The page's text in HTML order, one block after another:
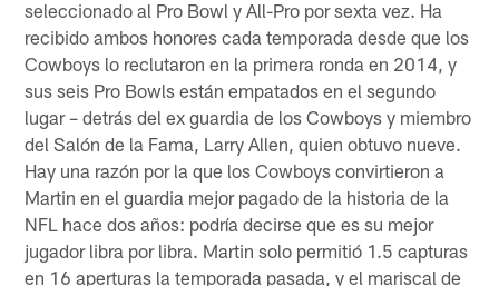
seleccionado al Pro Bowl y All-Pro por sexta vez. Ha
recibido ambos honores cada temporada desde que los
Cowboys lo reclutaron en la primera ronda en 2014, y
sus seis Pro Bowls están empatados en el segundo
lugar – detrás del ex guardia de los Cowboys y miembro
del Salón de la Fama, Larry Allen, quien obtuvo nueve.
Hay una razón por la que los Cowboys convirtieron a
Martin en el guardia mejor pagado de la historia de la
NFL hace dos años: podría decirse que es su mejor
jugador libra por libra. Martin solo permitió 1.5 capturas
en 16 aperturas la temporada pasada, y el mariscal de